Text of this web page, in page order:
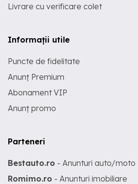
Livrare cu verificare colet
Informații utile
Puncte de fidelitate
Anunț Premium
Abonament VIP
Anunț promo
Parteneri
Bestauto.ro - Anunturi auto/moto
Romimo.ro - Anunturi imobiliare